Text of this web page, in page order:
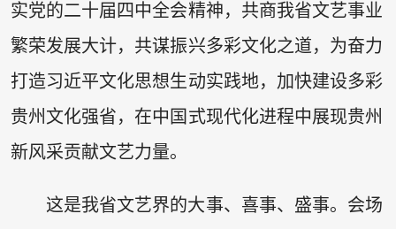
实党的二十届四中全会精神，共商我省文艺事业
繁荣发展大计，共谋振兴多彩文化之道，为奋力
打造习近平文化思想生动实践地，加快建设多彩
贵州文化强省，在中国式现代化进程中展现贵州
新风采贡献文艺力量。
这是我省文艺界的大事、喜事、盛事。会场